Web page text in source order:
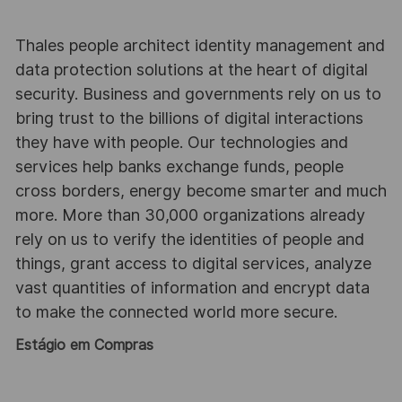
Thales people architect identity management and
data protection solutions at the heart of digital
security. Business and governments rely on us to
bring trust to the billions of digital interactions
they have with people. Our technologies and
services help banks exchange funds, people
cross borders, energy become smarter and much
more. More than 30,000 organizations already
rely on us to verify the identities of people and
things, grant access to digital services, analyze
vast quantities of information and encrypt data
to make the connected world more secure.
Estágio em Compras